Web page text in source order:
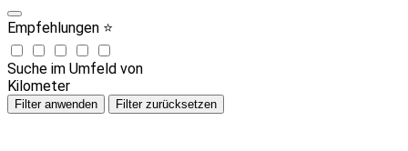
Empfehlungen ⭐
Suche im Umfeld von
Kilometer
Filter anwenden Filter zurücksetzen